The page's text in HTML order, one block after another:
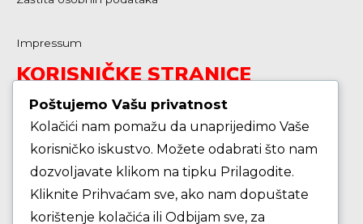
Impressum
KORISNIČKE STRANICE
Škola košarke
Zašto je dobro upisati dijete na košarku?
Pravila i igralište
Poštujemo Vašu privatnost
Kolačići nam pomažu da unaprijedimo Vaše
korisničko iskustvo. Možete odabrati što nam
dozvoljavate klikom na tipku Prilagodite.
Kliknite Prihvaćam sve, ako nam dopuštate
korištenje kolačića ili Odbijam sve, za